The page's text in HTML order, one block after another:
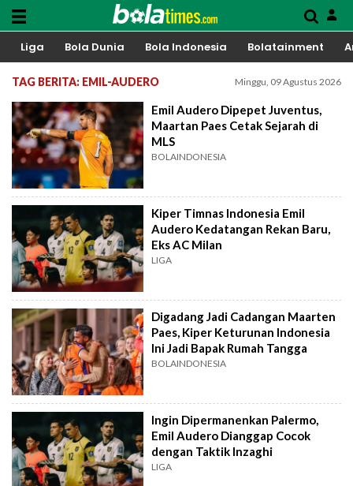
Liga Bola Dunia Bola Indonesia Bolatainment
TAG BERITA: EMIL-AUDERO Minggu, 09 Agustus 2026
Emil Audero Dipepet Juventus,
Maartan Paes Cetak Sejarah di
MLS
BOLAINDONESIA
Kiper Timnas Indonesia Emil
Audero Kedatangan Rekan Baru,
Eks AC Milan
LIGA
Digadang Jadi Cadangan Maarten
Paes, Kiper Keturunan Indonesia
Ini Jadi Bapak Rumah Tangga
BOLAINDONESIA
Ingin Dipermanenkan Palermo,
Emil Audero Dianggap Cocok
dengan Taktik Inzaghi
LIGA